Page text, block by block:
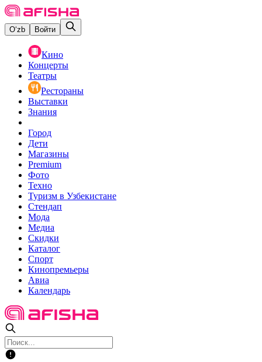
O‘zb Войти
Кино
Концерты
Театры
Рестораны
Выставки
Знания
Город
Дети
Магазины
Premium
Фото
Техно
Туризм в Узбекистане
Стендап
Мода
Медиа
Скидки
Каталог
Спорт
Кинопремьеры
Авиа
Календарь